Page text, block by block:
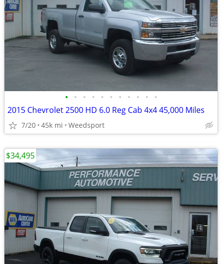
• • • • • • • • • • •
2015 Chevrolet 2500 HD 6.0 Reg Cab 4x4 45,000 Miles
7/20 45k mi Weedsport
$34,495